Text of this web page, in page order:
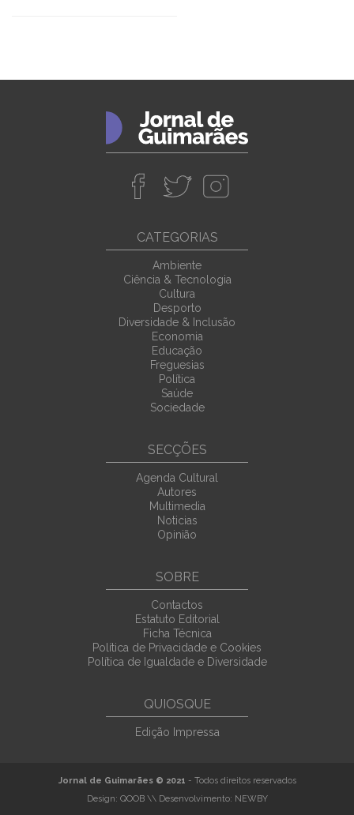
CATEGORIAS
Ambiente
Ciência & Tecnologia
Cultura
Desporto
Diversidade & Inclusão
Economia
Educação
Freguesias
Política
Saúde
Sociedade
SECÇÕES
Agenda Cultural
Autores
Multimedia
Noticias
Opinião
SOBRE
Contactos
Estatuto Editorial
Ficha Técnica
Política de Privacidade e Cookies
Política de Igualdade e Diversidade
QUIOSQUE
Edição Impressa
Jornal de Guimarães © 2021 - Todos direitos reservados
Design: QOOB\\ Desenvolvimento: NEWBY